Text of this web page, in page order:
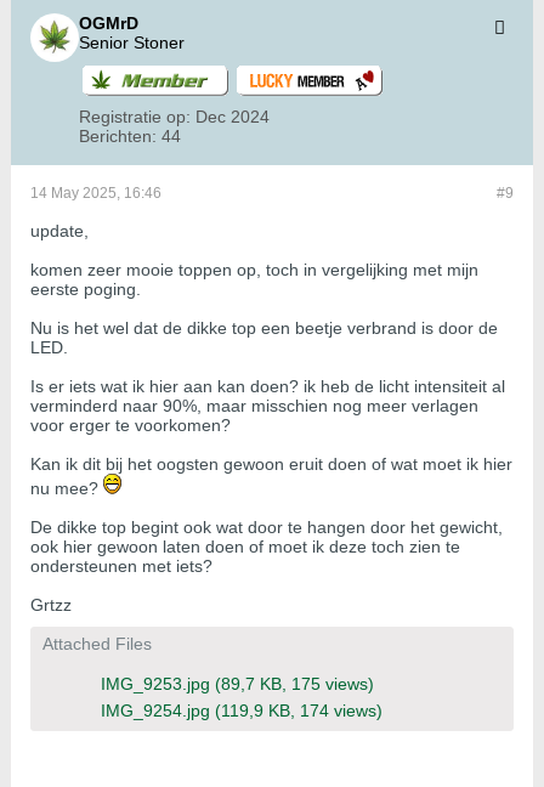
OGMrD
Senior Stoner
Registratie op: Dec 2024
Berichten: 44
#9
14 May 2025, 16:46
update,
komen zeer mooie toppen op, toch in vergelijking met mijn
eerste poging.
Nu is het wel dat de dikke top een beetje verbrand is door de
LED.
Is er iets wat ik hier aan kan doen? ik heb de licht intensiteit al
verminderd naar 90%, maar misschien nog meer verlagen
voor erger te voorkomen?
Kan ik dit bij het oogsten gewoon eruit doen of wat moet ik hier
nu mee?
De dikke top begint ook wat door te hangen door het gewicht,
ook hier gewoon laten doen of moet ik deze toch zien te
ondersteunen met iets?
Grtzz
Attached Files
IMG_9253.jpg (89,7 KB, 175 views)
IMG_9254.jpg (119,9 KB, 174 views)